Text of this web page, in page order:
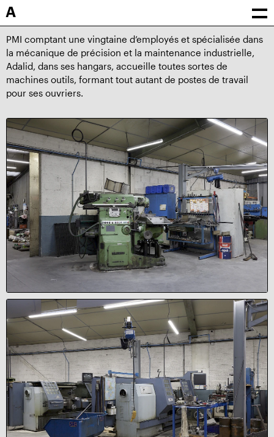
A
PMI comptant une vingtaine d’employés et spécialisée dans
la mécanique de précision et la maintenance industrielle,
Adalid, dans ses hangars, accueille toutes sortes de
machines outils, formant tout autant de postes de travail
pour ses ouvriers.